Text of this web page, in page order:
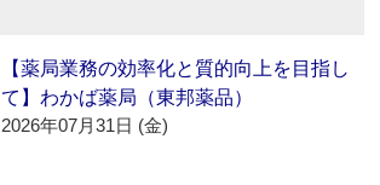
【薬局業務の効率化と質的向上を目指し
て】わかば薬局（東邦薬品）
2026年07月31日 (金)